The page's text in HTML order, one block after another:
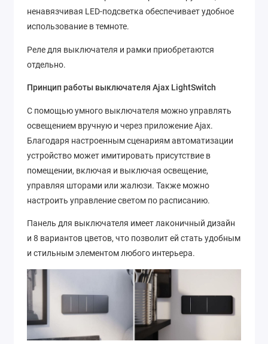
ненавязчивая LED-подсветка обеспечивает удобное
использование в темноте.
Реле для выключателя и рамки приобретаются
отдельно.
Принцип работы выключателя Ajax LightSwitch
С помощью умного выключателя можно управлять
освещением вручную и через приложение Ajax.
Благодаря настроенным сценариям автоматизации
устройство может имитировать присутствие в
помещении, включая и выключая освещение,
управляя шторами или жалюзи. Также можно
настроить управление светом по расписанию.
Панель для выключателя имеет лаконичный дизайн
и 8 вариантов цветов, что позволит ей стать удобным
и стильным элементом любого интерьера.